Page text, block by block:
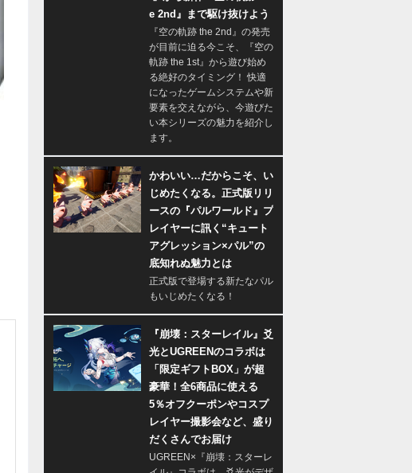
e 2nd』まで駆け抜けよう
『空の軌跡 the 2nd』の発売
が目前に迫る今こそ、『空の
軌跡 the 1st』から遊び始め
る絶好のタイミング！ 快適
になったゲームシステムや新
要素を交えながら、今遊びた
い本シリーズの魅力を紹介し
ます。
かわいい…だからこそ、い
じめたくなる。正式版リリ
ースの『パルワールド』プ
レイヤーに訊く“キュート
アグレッション×パル”の
底知れぬ魅力とは
正式版で登場する新たなパル
もいじめたくなる！
『崩壊：スターレイル』爻
光とUGREENのコラボは
「限定ギフトBOX」が超
豪華！全6商品に使える
5％オフクーポンやコスプ
レイヤー撮影会など、盛り
だくさんでお届け
UGREEN×『崩壊：スターレ